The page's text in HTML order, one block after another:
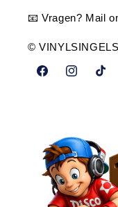
📧 Vragen? Mail
©
FacebookInstagramTikTok